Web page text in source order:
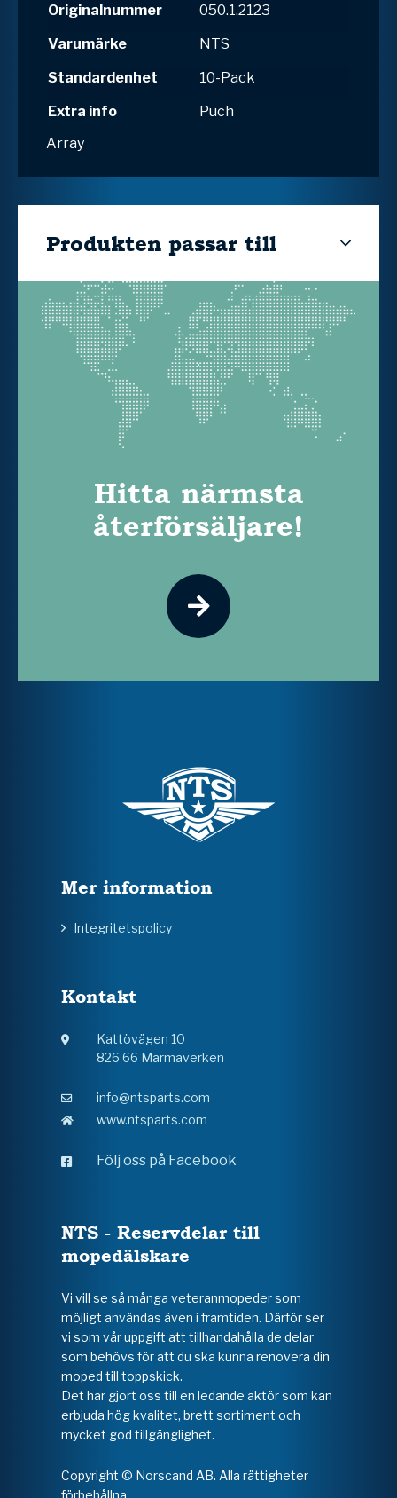
Originalnummer
050.1.2123
Varumärke
NTS
Standardenhet
10-Pack
Extra info
Puch
Array
Produkten passar till
Hitta närmsta
återförsäljare!
Mer information
Integritetspolicy
Kontakt
Kattövägen 10
826 66 Marmaverken
info@ntsparts.com
www.ntsparts.com
Följ oss på Facebook
NTS - Reservdelar till
mopedälskare
Vi vill se så många veteranmopeder som
möjligt användas även i framtiden. Därför ser
vi som vår uppgift att tillhandahålla de delar
som behövs för att du ska kunna renovera din
moped till toppskick.
Det har gjort oss till en ledande aktör som kan
erbjuda hög kvalitet, brett sortiment och
mycket god tillgänglighet.
Copyright © Norscand AB. Alla rättigheter